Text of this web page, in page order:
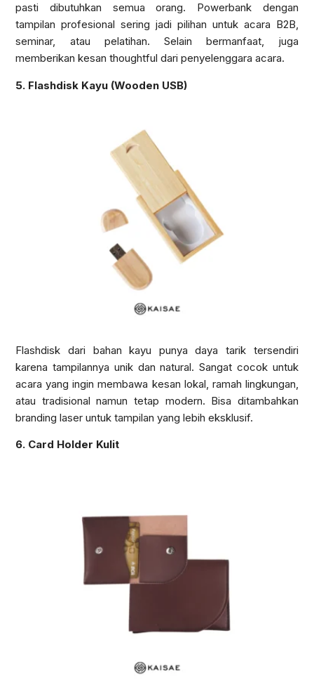
pasti dibutuhkan semua orang. Powerbank dengan
tampilan profesional sering jadi pilihan untuk acara B2B,
seminar, atau pelatihan. Selain bermanfaat, juga
memberikan kesan thoughtful dari penyelenggara acara.
5. Flashdisk Kayu (Wooden USB)
Flashdisk dari bahan kayu punya daya tarik tersendiri
karena tampilannya unik dan natural. Sangat cocok untuk
acara yang ingin membawa kesan lokal, ramah lingkungan,
atau tradisional namun tetap modern. Bisa ditambahkan
branding laser untuk tampilan yang lebih eksklusif.
6. Card Holder Kulit